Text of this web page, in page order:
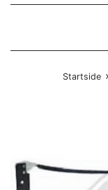
Startside ›